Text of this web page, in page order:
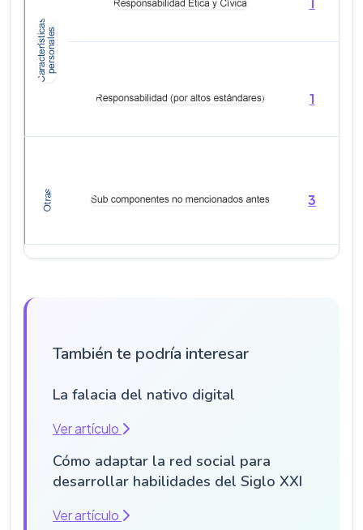
1
3
También te podría interesar
La falacia del nativo digital
Ver artículo
Cómo adaptar la red social para
desarrollar habilidades del Siglo XXI
Ver artículo